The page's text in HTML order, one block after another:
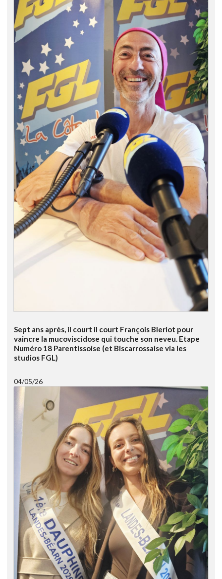
Sept ans après, il court il court François Bleriot pour
vaincre la mucoviscidose qui touche son neveu. Etape
Numéro 18 Parentissoise (et Biscarrossaise via les
studios FGL)
04/05/26